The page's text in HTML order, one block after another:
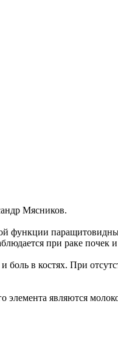
Мясников.
функции
при раке почек и
боль в костях. При
элемента являются